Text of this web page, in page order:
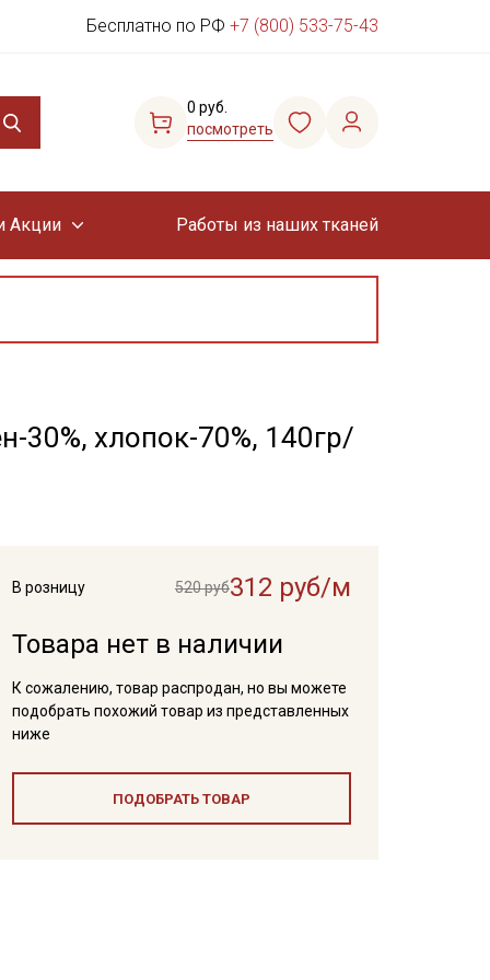
Бесплатно по РФ +7 (800) 533-75-43
0 руб.
посмотреть
Акции Работы из наших тканей
30%, хлопок-70%, 140гр/
В розницу 520 руб312 руб/м
Товара нет в наличии
К сожалению, товар распродан, но вы можете
подобрать похожий товар из представленных
ниже
ПОДОБРАТЬ ТОВАР